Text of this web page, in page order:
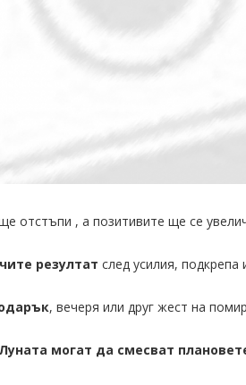
отстъпи , а позитивите ще се
резултат след усилия, подкрепа
, вечеря или друг жест на
могат да смесват